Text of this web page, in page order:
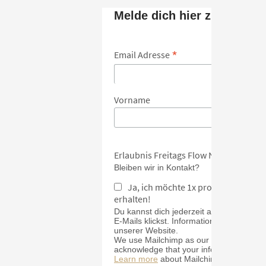
Melde dich hier zum
Email Adresse *
Vorname
Erlaubnis Freitags Flow Newsletter
Bleiben wir in Kontakt?
Ja, ich möchte 1x pro Monat
erhalten!
Du kannst dich jederzeit abmelden,
E-Mails klickst. Informationen zu
unserer Website.
We use Mailchimp as our marketing
acknowledge that your information will
Learn more about Mailchimp's privacy